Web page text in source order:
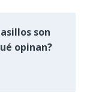
son
opinan?